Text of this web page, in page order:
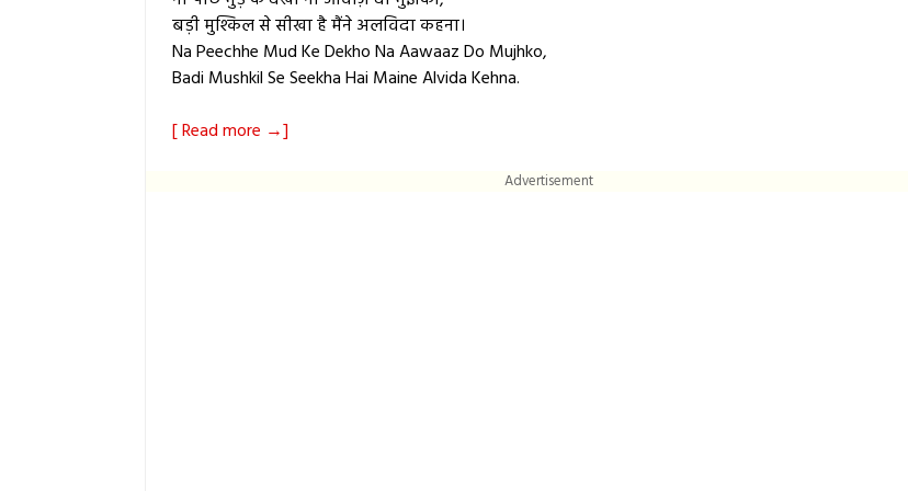
बड़ी मुश्किल से सीखा है मैंने अलविदा कहना।
Na Peechhe Mud Ke Dekho Na Aawaaz Do Mujhko,
Badi Mushkil Se Seekha Hai Maine Alvida Kehna.
[ Read more →]
Advertisement